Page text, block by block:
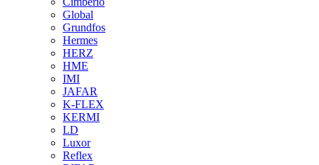
Global
Grundfos
Hermes
HERZ
HME
IMI
JAFAR
K-FLEX
KERMI
LD
Luxor
Reflex